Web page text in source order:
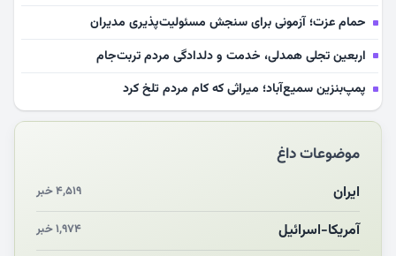
حمام عزت؛ آزمونی برای سنجش مسئولیت‌پذیری مدیران
اربعین تجلی همدلی، خدمت و دلدادگی مردم تربت‌جام
پمپ‌بنزین سمیع‌آباد؛ میراثی که کام مردم تلخ کرد
سلامت آینده‌سازان فوتبال قربانی بی‌توجهی مسئولان
بازخوانی رسانه‌ای اندیشه رهبر شهید
مشهدالرضا آقای شهید ایران را در آغوش کشید
مکن ای صبح طلوع
موضوعات داغ
ایران ۴,۵۱۹ خبر
آمریکا-اسرائیل ۱,۹۷۴ خبر